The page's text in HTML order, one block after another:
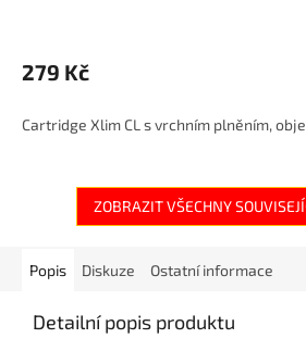
279 Kč
Cartridge Xlim CL s vrchním plněním,
ZOBRAZIT VŠECHNY
Popis Diskuze Ostatní informace
Detailní popis produktu